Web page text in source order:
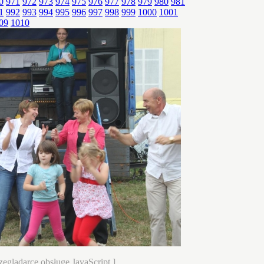
992 993 994 995 996 997 998 999 1000 1001
1010
obsługę JavaScript.]